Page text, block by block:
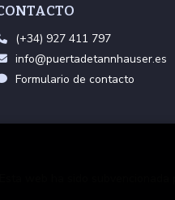
(+34) 927 411 797
info@puertadetannhauser.es
Formulario de contacto